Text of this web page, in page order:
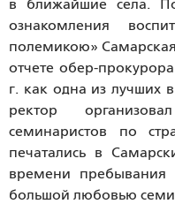
в ближайшие села. По
ознакомления
полемикою»
отчете обер-
г. как одна из лучших
ректор
семинаристов по
печатались в
времени пребывания
большой любовью